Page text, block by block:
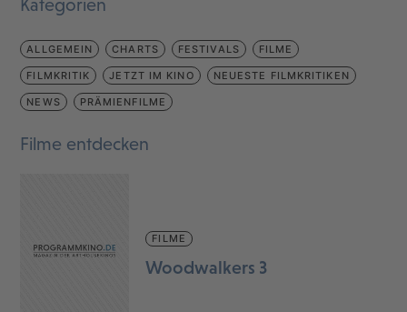
Kategorien
ALLGEMEIN CHARTS FESTIVALS FILME
FILMKRITIK JETZT IM KINO NEUESTE FILMKRITIKEN
NEWS PRÄMIENFILME
Filme entdecken
FILME
Woodwalkers 3